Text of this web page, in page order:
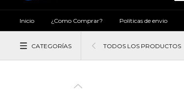
Inicio ¿Como Comprar? Políticas de envio
CATEGORÍAS TODOS LOS PRODUCTOS